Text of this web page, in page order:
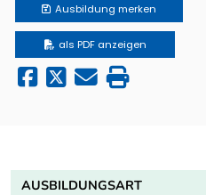
Ausbildung merken
als PDF anzeigen
AUSBILDUNGSART